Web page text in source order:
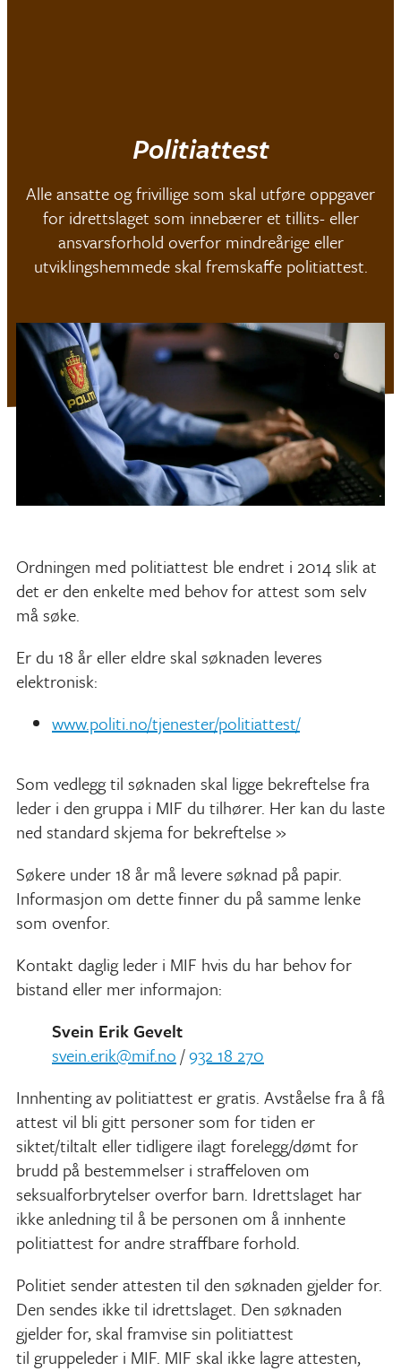
Politiattest
Alle ansatte og frivillige som skal utføre oppgaver
for idrettslaget som innebærer et tillits- eller
ansvarsforhold overfor mindreårige eller
utviklingshemmede skal fremskaffe politiattest.
Ordningen med politiattest ble endret i 2014 slik at
det er den enkelte med behov for attest som selv
må søke.
Er du 18 år eller eldre skal søknaden leveres
elektronisk:
www.politi.no/tjenester/politiattest/
Som vedlegg til søknaden skal ligge bekreftelse fra
leder i den gruppa i MIF du tilhører. Her kan du laste
ned standard skjema for bekreftelse »
Søkere under 18 år må levere søknad på papir.
Informasjon om dette finner du på samme lenke
som ovenfor.
Kontakt daglig leder i MIF hvis du har behov for
bistand eller mer informajon:
Svein Erik Gevelt
svein.erik@mif.no /932 18 270
Innhenting av politiattest er gratis. Avståelse fra å få
attest vil bli gitt personer som for tiden er
siktet/tiltalt eller tidligere ilagt forelegg/dømt for
brudd på bestemmelser i straffeloven om
seksualforbrytelser overfor barn. Idrettslaget har
ikke anledning til å be personen om å innhente
politiattest for andre straffbare forhold.
Politiet sender attesten til den søknaden gjelder for.
Den sendes ikke til idrettslaget. Den søknaden
gjelder for, skal framvise sin politiattest
til gruppeleder i MIF. MIF skal ikke lagre attesten,